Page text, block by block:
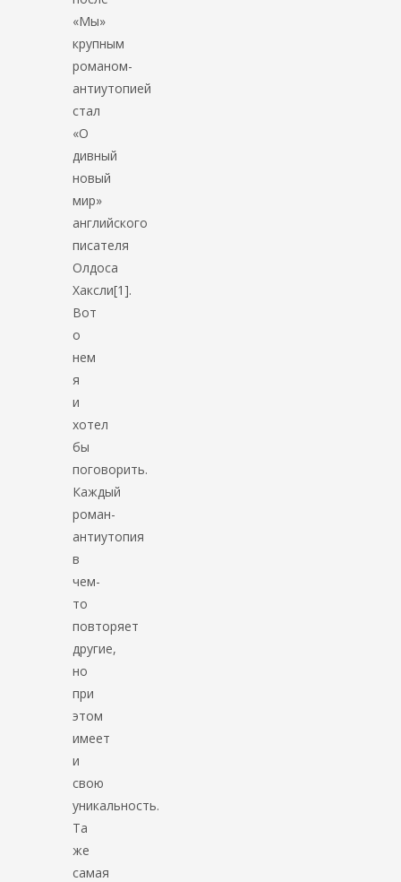
«Мы»
крупным
романом-
антиутопией
стал
«О
дивный
новый
мир»
английского
писателя
Олдоса
Хаксли[1].
Вот
о
нем
я
и
хотел
бы
поговорить.
Каждый
роман-
антиутопия
в
чем-
то
повторяет
другие,
но
при
этом
имеет
и
свою
уникальность.
Та
же
самая